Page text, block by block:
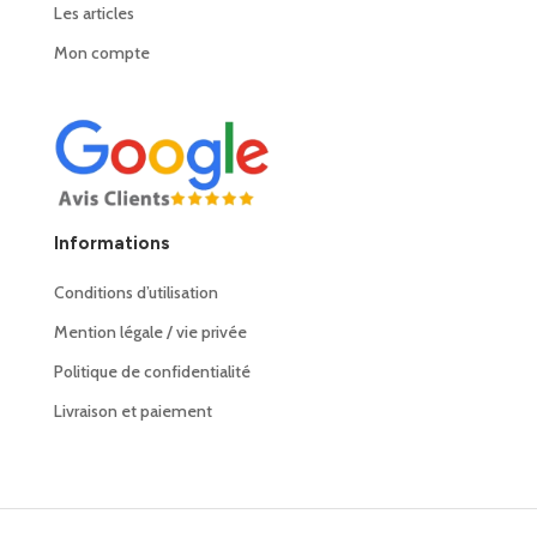
Les articles
Mon compte
Informations
Conditions d’utilisation
Mention légale / vie privée
Politique de confidentialité
Livraison et paiement